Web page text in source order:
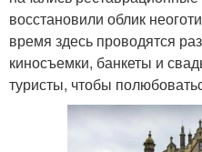
восстановили облик
время здесь проводятся
киносъемки, банкеты и
туристы, чтобы